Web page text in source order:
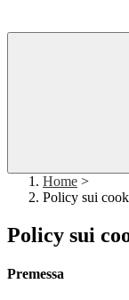
Home >
Policy sui
Policy sui
Premessa